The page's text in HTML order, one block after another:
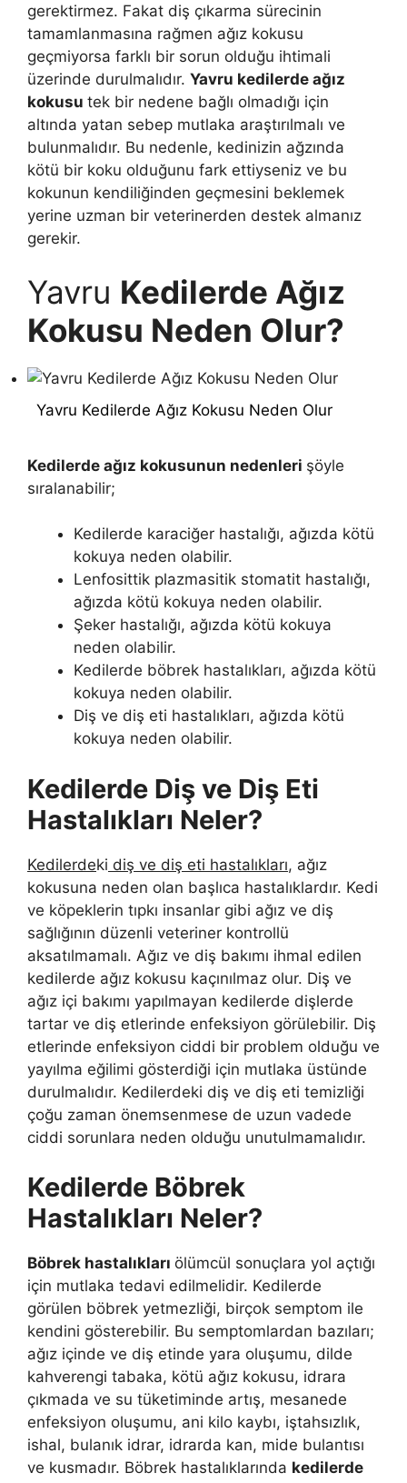
gerektirmez. Fakat diş çıkarma sürecinin
tamamlanmasına rağmen ağız kokusu
geçmiyorsa farklı bir sorun olduğu ihtimali
üzerinde durulmalıdır. Yavru kedilerde ağız
kokusu tek bir nedene bağlı olmadığı için
altında yatan sebep mutlaka araştırılmalı ve
bulunmalıdır. Bu nedenle, kedinizin ağzında
kötü bir koku olduğunu fark ettiyseniz ve bu
kokunun kendiliğinden geçmesini beklemek
yerine uzman bir veterinerden destek almanız
gerekir.
Yavru Kedilerde Ağız
Kokusu Neden Olur?
Yavru Kedilerde Ağız Kokusu Neden Olur
Kedilerde ağız kokusunun nedenleri şöyle
sıralanabilir;
Kedilerde karaciğer hastalığı, ağızda kötü
kokuya neden olabilir.
Lenfosittik plazmasitik stomatit hastalığı,
ağızda kötü kokuya neden olabilir.
Şeker hastalığı, ağızda kötü kokuya
neden olabilir.
Kedilerde böbrek hastalıkları, ağızda kötü
kokuya neden olabilir.
Diş ve diş eti hastalıkları, ağızda kötü
kokuya neden olabilir.
Kedilerde Diş ve Diş Eti
Hastalıkları Neler?
Kedilerdeki diş ve diş eti hastalıkları, ağız
kokusuna neden olan başlıca hastalıklardır. Kedi
ve köpeklerin tıpkı insanlar gibi ağız ve diş
sağlığının düzenli veteriner kontrollü
aksatılmamalı. Ağız ve diş bakımı ihmal edilen
kedilerde ağız kokusu kaçınılmaz olur. Diş ve
ağız içi bakımı yapılmayan kedilerde dişlerde
tartar ve diş etlerinde enfeksiyon görülebilir. Diş
etlerinde enfeksiyon ciddi bir problem olduğu ve
yayılma eğilimi gösterdiği için mutlaka üstünde
durulmalıdır. Kedilerdeki diş ve diş eti temizliği
çoğu zaman önemsenmese de uzun vadede
ciddi sorunlara neden olduğu unutulmamalıdır.
Kedilerde Böbrek
Hastalıkları Neler?
Böbrek hastalıkları ölümcül sonuçlara yol açtığı
için mutlaka tedavi edilmelidir. Kedilerde
görülen böbrek yetmezliği, birçok semptom ile
kendini gösterebilir. Bu semptomlardan bazıları;
ağız içinde ve diş etinde yara oluşumu, dilde
kahverengi tabaka, kötü ağız kokusu, idrara
çıkmada ve su tüketiminde artış, mesanede
enfeksiyon oluşumu, ani kilo kaybı, iştahsızlık,
ishal, bulanık idrar, idrarda kan, mide bulantısı
ve kusmadır. Böbrek hastalıklarında kedilerde